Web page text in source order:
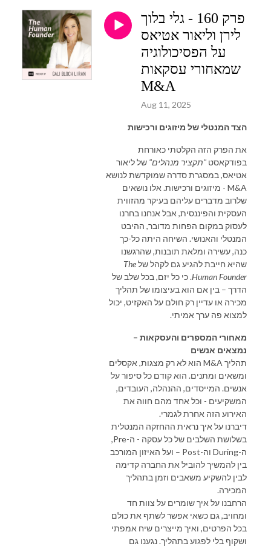
פרק 160 - גלי בלוך
לירן וליאור אטיאס
על הפסיכולוגיה
שמאחורי עסקאות
M&A
Aug 11, 2025
הצד המנטלי של מיזוגים ורכישות
את הפרק הזה הקלטתי כאורחת
בפודקאסט "תקציר מנהלים" של ליאור
אטיאס, במסגרת סדרה שמוקדשת לנושא
M&A - מיזוגים ורכישות. אלו נושאים
שלרוב מדברים עליהם בעיקר מהזווית
העסקית והפיננסית, אבל אנחנו בחרנו
לעסוק במקום הפחות מדובר, ההיבט
המנטלי והאנושי. השיחה היתה כל-כך
כנה, עשירה ומלאת תובנות, שהרגשנו
שהיא חייבת להגיע גם לקהל שלThe
Human Founder. כי כל יזם, בכל שלב של
הדרך – בין אם הוא בעיצומו של תהליך
מכירה או עדיין רק חולם על האקזיט, יכול
למצוא פה ערך אמיתי.
מאחורי המספרים והעסקאות –
נמצאים אנשים
תהליך M&A הוא לא רק מצגות, אקסלים
ומשאים ומתנים. הוא קודם כל סיפור על
אנשים. המייסדים, ההנהלה, העובדים,
המשקיעים - וכל אחד מהם חווה את
האירוע הזה אחרת לגמרי.
דיברנו על איך נראית ההחזקה המנטלית
בשלושת השלבים של כל עסקה - ה-Pre,
ה-During וה-Post – ועל האיזון המורכב
בין להמשיך להוביל את החברה קדימה
לבין להשקיע משאבים וזמן בתהליך
המכירה.
הרחבנו על איך שומרים על צוות חד
ומחויב, גם כשאי אפשר לשתף את כולם
בכל הפרטים, ואיך מייצרים שיח אמפתי
ושקוף בלי לפגוע בתהליך. נגענו גם